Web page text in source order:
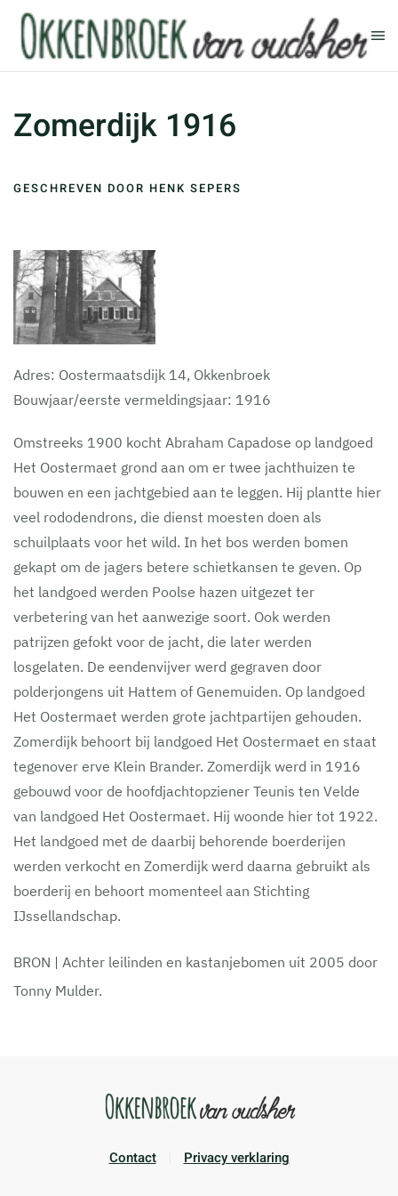
Terug naar hoofdinhoud
Zomerdijk 1916
GESCHREVEN DOOR HENK SEPERS
Adres: Oostermaatsdijk 14, Okkenbroek
Bouwjaar/eerste vermeldingsjaar: 1916
Omstreeks 1900 kocht Abraham Capadose op landgoed
Het Oostermaet grond aan om er twee jachthuizen te
bouwen en een jachtgebied aan te leggen. Hij plantte hier
veel rododendrons, die dienst moesten doen als
schuilplaats voor het wild. In het bos werden bomen
gekapt om de jagers betere schietkansen te geven. Op
het landgoed werden Poolse hazen uitgezet ter
verbetering van het aanwezige soort. Ook werden
patrijzen gefokt voor de jacht, die later werden
losgelaten. De eendenvijver werd gegraven door
polderjongens uit Hattem of Genemuiden. Op landgoed
Het Oostermaet werden grote jachtpartijen gehouden.
Zomerdijk behoort bij landgoed Het Oostermaet en staat
tegenover erve Klein Brander. Zomerdijk werd in 1916
gebouwd voor de hoofdjachtopziener Teunis ten Velde
van landgoed Het Oostermaet. Hij woonde hier tot 1922.
Het landgoed met de daarbij behorende boerderijen
werden verkocht en Zomerdijk werd daarna gebruikt als
boerderij en behoort momenteel aan Stichting
IJssellandschap.
BRON | Achter leilinden en kastanjebomen uit 2005 door
Tonny Mulder.
Contact Privacy verklaring